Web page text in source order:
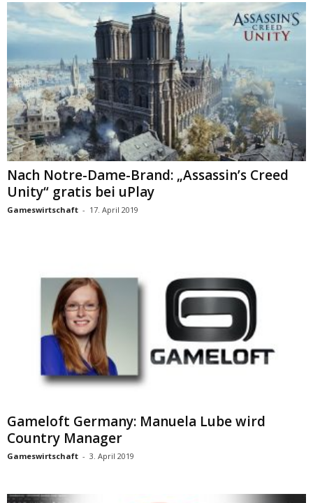
Nach Notre-Dame-Brand: „Assassin’s Creed
Unity“ gratis bei uPlay
Gameswirtschaft - 17. April 2019
Gameloft Germany: Manuela Lube wird
Country Manager
Gameswirtschaft - 3. April 2019